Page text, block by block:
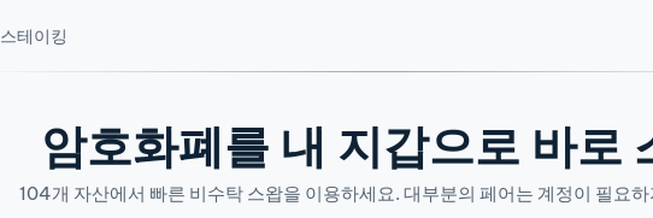
스테이킹
암호화폐를 내 지갑으로 바로
104개 자산에서 빠른 비수탁 스왑을 이용하세요. 대부분의 페어는 계정이 필요